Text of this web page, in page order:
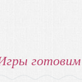
готовим